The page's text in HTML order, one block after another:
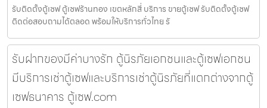
รับติดตั้งตู้เซฟ ตู้เซฟร้านทอง เขตหลักสี่ บริการ ขายตู้เซฟ รับติดตั้งตู้เซฟ
ติดต่อสอบถามได้ตลอด พร้อมให้บริการทั่วไทย รั
รับฝากของมีค่าบางรัก ตู้นิรภัยเอกชนและตู้เซฟเอกชน
มีบริการเช่าตู้เซฟและบริการเช่าตู้นิรภัยที่แตกต่างจากตู้
เซฟธนาคาร ตู้เซฟ.com